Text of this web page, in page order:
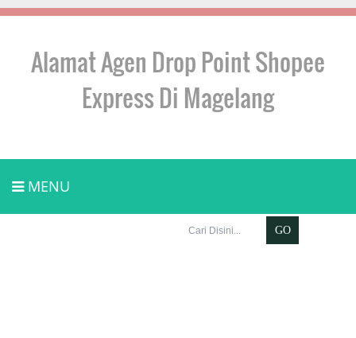
Alamat Agen Drop Point Shopee
Express Di Magelang
MENU